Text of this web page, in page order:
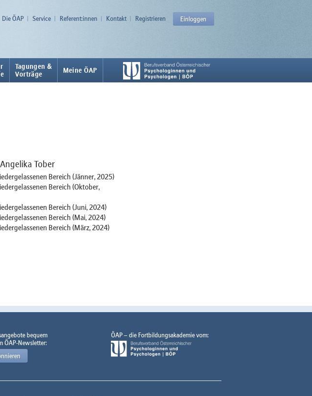
Die ÖAP Service Referent:innen Kontakt Registrieren Einloggen
Tagungen &
Vorträge
Meine ÖAP
Tober
Bereich (Jänner, 2025)
Bereich (Oktober,
Bereich (Juni, 2024)
Bereich (Mai, 2024)
Bereich (März, 2024)
bequem
ÖAP-Newsletter:
ÖAP – die Fortbildungsakademie vom: